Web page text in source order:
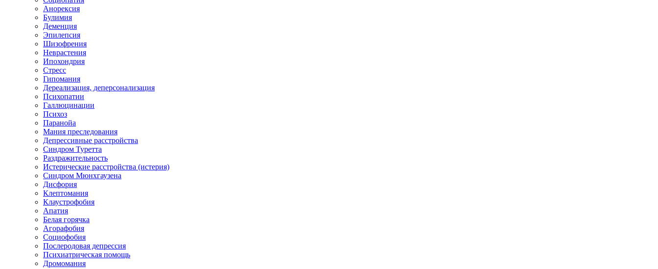
Анорексия
Булимия
Деменция
Эпилепсия
Шизофрения
Неврастения
Ипохондрия
Стресс
Гипомания
Дереализация, деперсонализация
Психопатии
Галлюцинации
Психоз
Паранойа
Мания преследования
Депрессивные расстройства
Синдром Туретта
Раздражительность
Истерические расстройства (истерия)
Синдром Мюнхгаузена
Дисфория
Клептомания
Клаустрофобия
Апатия
Белая горячка
Агорафобия
Социофобия
Послеродовая депрессия
Психиатрическая помощь
Дромомания